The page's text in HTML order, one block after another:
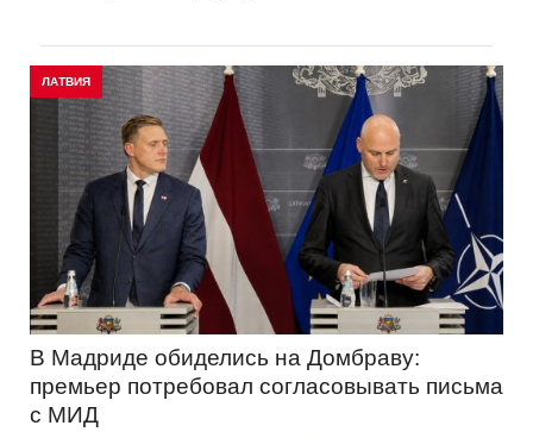
ЛАТВИЯ
В Мадриде обиделись на Домбраву:
премьер потребовал согласовывать письма
с МИД